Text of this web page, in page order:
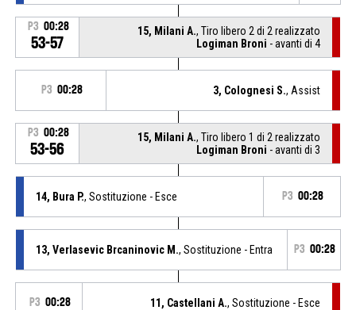
P3 00:28
53-57
15, Milani A., Tiro libero 2 di 2 realizzato
Logiman Broni - avanti di 4
P3 00:28 3, Colognesi S., Assist
P3 00:28
53-56
15, Milani A., Tiro libero 1 di 2 realizzato
Logiman Broni - avanti di 3
14, Bura P., Sostituzione - Esce P3 00:28
13, Verlasevic Brcaninovic M., Sostituzione - Entra P3 00:28
P3 00:28 11, Castellani A., Sostituzione - Esce